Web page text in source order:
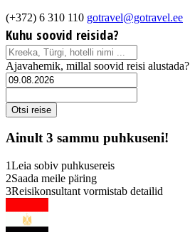
(+372) 6 310 110 gotravel@gotravel.ee
Kuhu soovid reisida?
Ajavahemik, millal soovid reisi alustada?
Ainult 3 sammu puhkuseni!
1Leia sobiv puhkusereis
2Saada meile päring
3Reisikonsultant vormistab detailid